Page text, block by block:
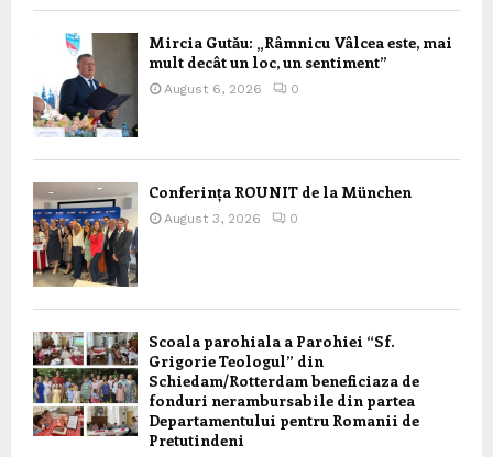
Mircia Gutău: „Râmnicu Vâlcea este, mai
mult decât un loc, un sentiment”
August 6, 2026 0
Conferința ROUNIT de la München
August 3, 2026 0
Scoala parohiala a Parohiei “Sf.
Grigorie Teologul” din
Schiedam/Rotterdam beneficiaza de
fonduri nerambursabile din partea
Departamentului pentru Romanii de
Pretutindeni